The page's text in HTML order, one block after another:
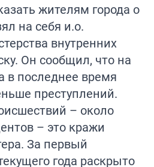
жителям города о
на себя и.о.
внутренних
Он сообщил, что на
в последнее время
преступлений.
– около
– это кражи
За первый
года раскрыто